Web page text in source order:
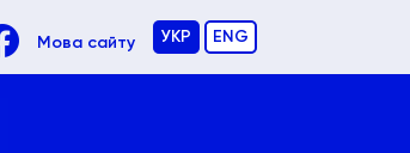
Мова сайту УКР ENG